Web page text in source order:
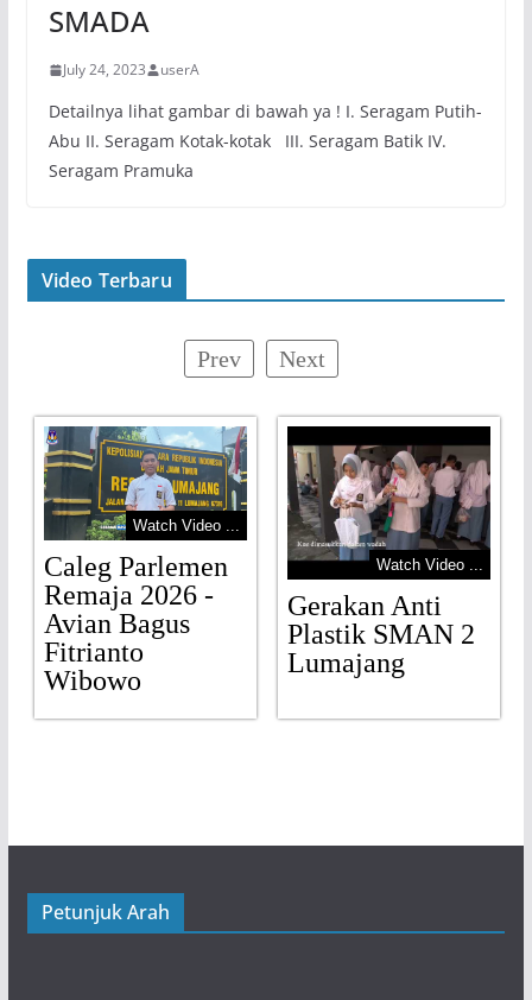
SMADA
July 24, 2023 userA
Detailnya lihat gambar di bawah ya ! I. Seragam Putih-
Abu II. Seragam Kotak-kotak III. Seragam Batik IV.
Seragam Pramuka
Video Terbaru
Prev Next
Watch Video ...
Caleg Parlemen
Remaja 2026 -
Avian Bagus
Fitrianto
Wibowo
Watch Video ...
Gerakan Anti
Plastik SMAN 2
Lumajang
Petunjuk Arah